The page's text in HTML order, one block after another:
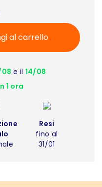
al carrello
08 e il 14/08
1 ora
Resi
fino al
31/01